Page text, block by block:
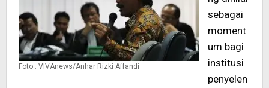
Foto : VIVAnews/Anhar Rizki Affandi
sebagai
moment
um bagi
institusi
penyelen